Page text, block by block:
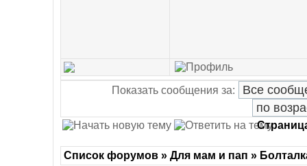
Показать сообщения за:
Список форумов » Для мам и пап »